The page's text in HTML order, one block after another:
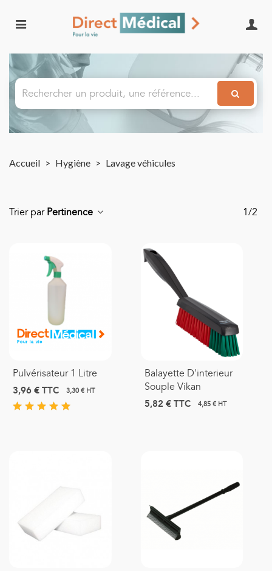
Accueil > Hygiène > Lavage véhicules
Trier par Pertinence 1/2
Pulvérisateur 1 Litre
3,96 €TTC 3,30 € HT
Balayette D'interieur
Souple Vikan
5,82 €TTC 4,85 € HT